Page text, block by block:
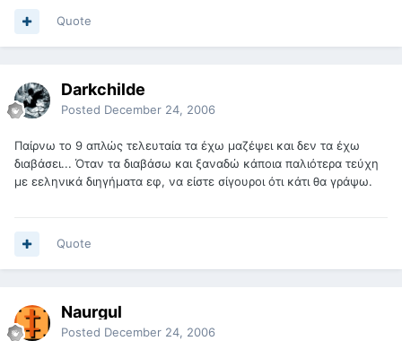
Quote
Darkchilde
Posted December 24, 2006
Παίρνω το 9 απλώς τελευταία τα έχω μαζέψει και δεν τα έχω
διαβάσει... Όταν τα διαβάσω και ξαναδώ κάποια παλιότερα τεύχη
με εεληνικά διηγήματα εφ, να είστε σίγουροι ότι κάτι θα γράψω.
Quote
Naurgul
Posted December 24, 2006